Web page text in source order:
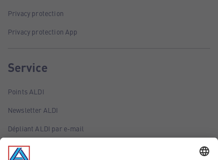
Privacy protection
Privacy protection App
Service
Points ALDI
Newsletter ALDI
Dépliant ALDI par e-mail
Offres